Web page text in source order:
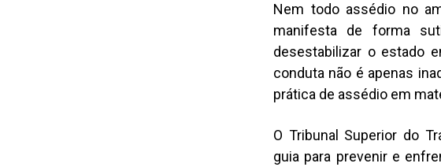
Nem todo assédio no
manifesta de forma
desestabilizar o estado
conduta não é apenas
prática de assédio em
O Tribunal Superior do
guia para prevenir e